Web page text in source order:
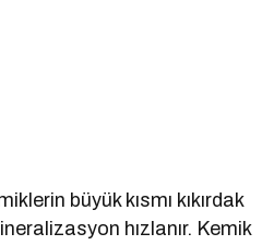
büyük kısmı kıkırdak
hızlanır. Kemik